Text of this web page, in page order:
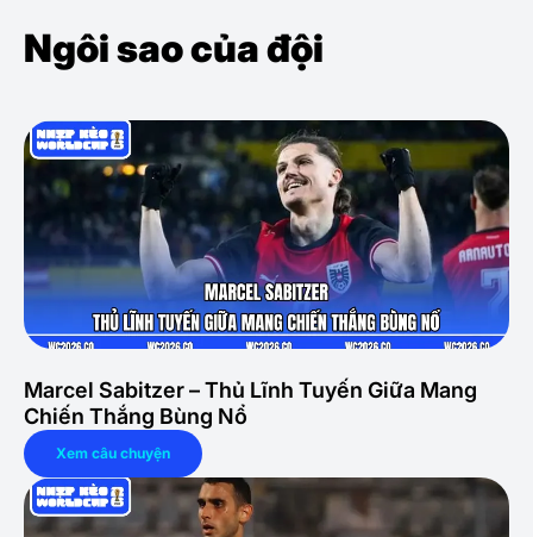
Ngôi sao của đội
Marcel Sabitzer – Thủ Lĩnh Tuyến Giữa Mang
Chiến Thắng Bùng Nổ
Xem câu chuyện